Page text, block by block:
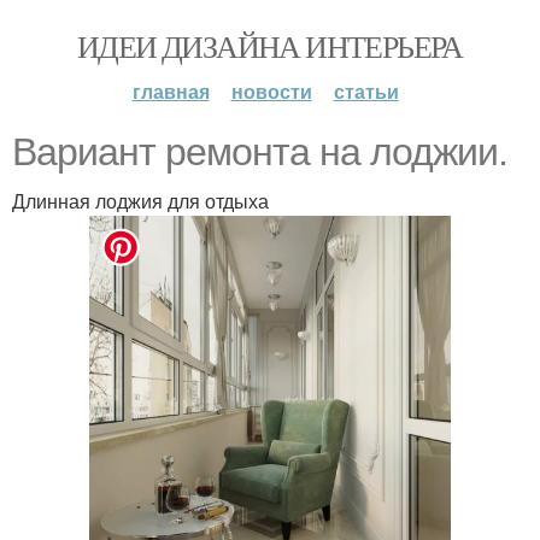
ИДЕИ ДИЗАЙНА ИНТЕРЬЕРА
главная новости статьи
Вариант ремонта на лоджии.
Длинная лоджия для отдыха